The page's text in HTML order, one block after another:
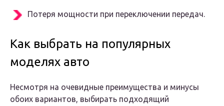
Потеря мощности при переключении передач.
Как выбрать на популярных
моделях авто
Несмотря на очевидные преимущества и минусы
обоих вариантов, выбирать подходящий